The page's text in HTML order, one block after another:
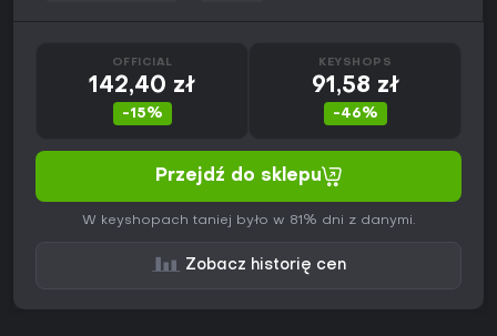
OFFICIAL
142,40 zł
-15%
KEYSHOPS
91,58 zł
-46%
Przejdź do sklepu
W keyshopach taniej było w 81% dni z danymi.
Zobacz historię cen